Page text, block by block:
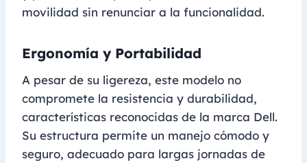
movilidad sin renunciar a la funcionalidad.
Ergonomía y Portabilidad
A pesar de su ligereza, este modelo no
compromete la resistencia y durabilidad,
características reconocidas de la marca Dell.
Su estructura permite un manejo cómodo y
seguro, adecuado para largas jornadas de